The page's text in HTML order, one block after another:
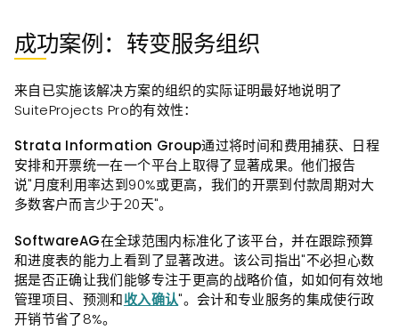
成功案例：转变服务组织
来自已实施该解决方案的组织的实际证明最好地说明了
SuiteProjects Pro的有效性：
Strata Information Group通过将时间和费用捕获、日程
安排和开票统一在一个平台上取得了显著成果。他们报告
说"月度利用率达到90%或更高，我们的开票到付款周期对大
多数客户而言少于20天"。
SoftwareAG在全球范围内标准化了该平台，并在跟踪预算
和进度表的能力上看到了显著改进。该公司指出"不必担心数
据是否正确让我们能够专注于更高的战略价值，如如何有效地
管理项目、预测和收入确认"。会计和专业服务的集成使行政
开销节省了8%。